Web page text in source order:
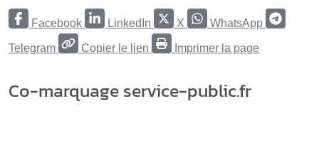
Facebook LinkedIn X WhatsApp
Telegram Copier le lien Imprimer la page
Co-marquage service-public.fr